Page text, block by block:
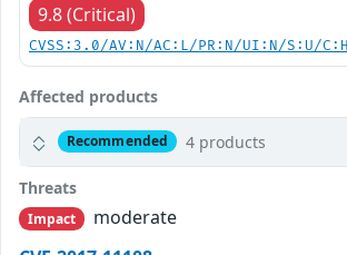
9.8 (Critical)
CVSS:3.0/AV:N/AC:L/PR:N/UI:N/S:U/
Affected products
Recommended 4 products
Threats
Impact
moderate